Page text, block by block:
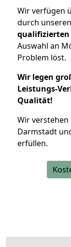
Wir verfügen
durch
qualifizierten
Auswahl an
Problem löst.
Wir legen
Leistungs-
Qualität!
Wir
Darmstadt
erfüllen.